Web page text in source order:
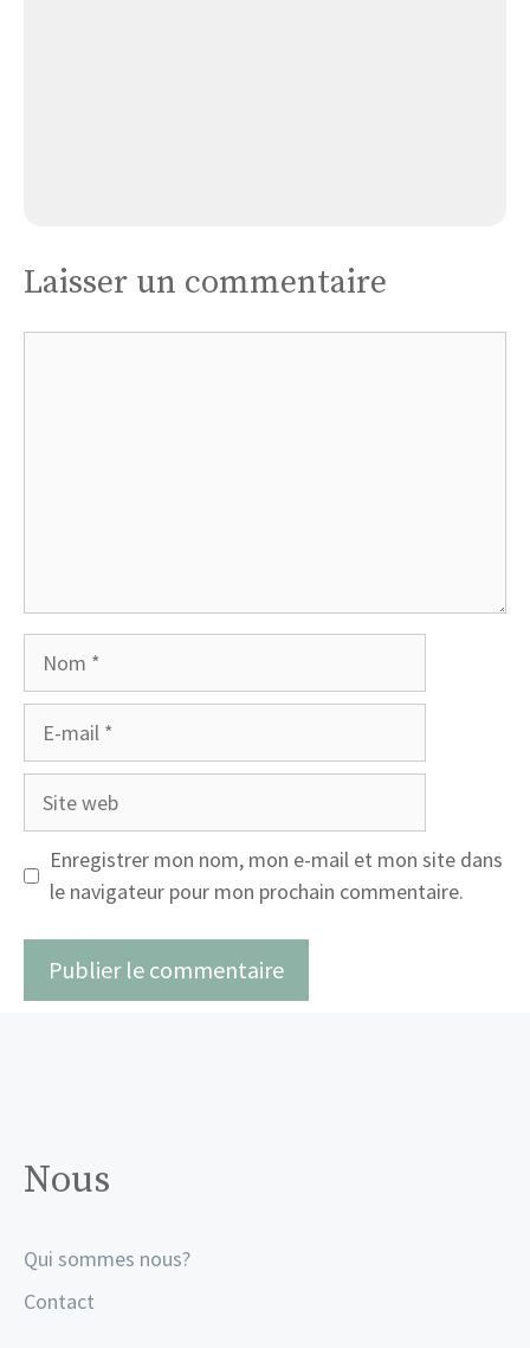
Laisser un commentaire
Site
Enregistrer mon nom, mon e-mail et mon site dans
le navigateur pour mon prochain commentaire.
Nous
Qui sommes nous?
Contact